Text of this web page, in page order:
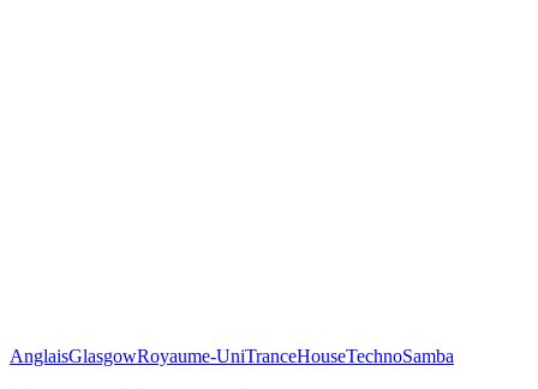
AnglaisGlasgowRoyaume-UniTranceHouseTechnoSamba